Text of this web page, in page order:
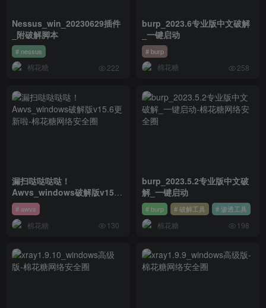
Nessus_win_20230629插件
_附破解脚本
# nessus
棉花糖 222
burp_2023.6专业版中文破解
_一键启动
# burp
棉花糖 258
漏扫哒哒哒哒！
Awvs_windows破解版v15.6
更新啦
# awvs
棉花糖 130
burp_2023.5.2专业版中文破
解_一键启动
# burp # 破解工具 # 渗透工具
棉花糖 198